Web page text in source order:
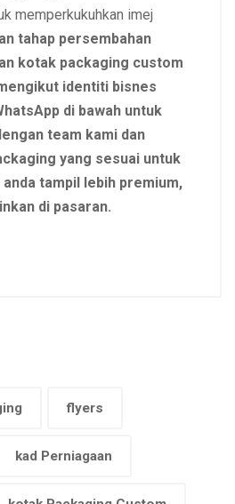
memperkukuhkan imej
tahap persembahan
kotak packaging custom
identiti bisnes
di bawah untuk
team kami dan
yang sesuai untuk
tampil lebih premium,
di pasaran.
flyers
kad Perniagaan